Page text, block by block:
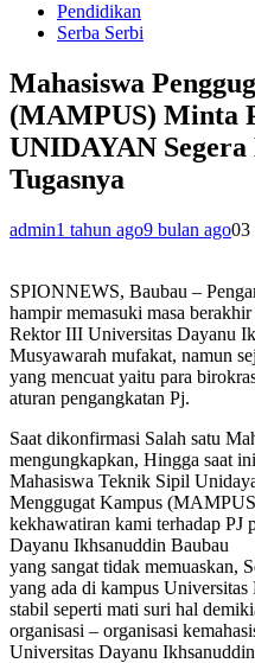
Pendidikan
Serba Serbi
Mahasiswa
(MAMPUS) Minta
UNIDAYAN
Tugasnya
admin1 tahun ago9 bulan ago03
SPIONNEWS, Baubau –
hampir memasuki masa
Rektor III Universitas Dayanu
Musyawarah mufakat, namun
yang mencuat yaitu para
aturan pengangkatan Pj.
Saat dikonfirmasi Salah satu
mengungkapkan, Hingga saat
Mahasiswa Teknik Sipil
Menggugat Kampus
kekhawatiran kami terhadap PJ
Dayanu Ikhsanuddin Baubau
yang sangat tidak memuaskan,
yang ada di kampus
stabil seperti mati suri hal
organisasi – organisasi
Universitas Dayanu